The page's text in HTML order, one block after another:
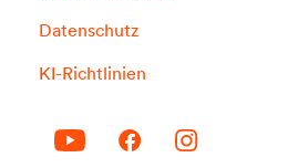
Datenschutz
KI-Richtlinien